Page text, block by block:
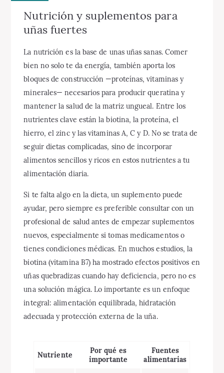
Nutrición y suplementos para
uñas fuertes
La nutrición es la base de unas uñas sanas. Comer
bien no solo te da energía, también aporta los
bloques de construcción —proteínas, vitaminas y
minerales— necesarios para producir queratina y
mantener la salud de la matriz ungueal. Entre los
nutrientes clave están la biotina, la proteína, el
hierro, el zinc y las vitaminas A, C y D. No se trata de
seguir dietas complicadas, sino de incorporar
alimentos sencillos y ricos en estos nutrientes a tu
alimentación diaria.
Si te falta algo en la dieta, un suplemento puede
ayudar, pero siempre es preferible consultar con un
profesional de salud antes de empezar suplementos
nuevos, especialmente si tomas medicamentos o
tienes condiciones médicas. En muchos estudios, la
biotina (vitamina B7) ha mostrado efectos positivos en
uñas quebradizas cuando hay deficiencia, pero no es
una solución mágica. Lo importante es un enfoque
integral: alimentación equilibrada, hidratación
adecuada y protección externa de la uña.
Nutriente
Por qué es
importante
Fuentes
alimentarias